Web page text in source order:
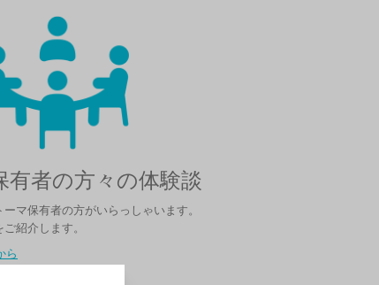
有者の方々の体験談
マ保有者の方がいらっしゃいます。
紹介します。
ら